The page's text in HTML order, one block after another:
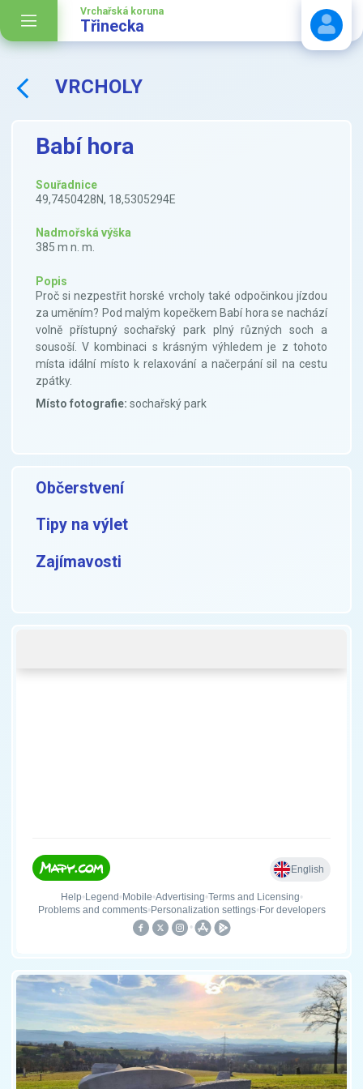
Vrchařská koruna
Třinecka
VRCHOLY
Babí hora
Souřadnice
49,7450428N, 18,5305294E
Nadmořská výška
385 m n. m.
Popis
Proč si nezpestřit horské vrcholy také odpočinkou jízdou
za uměním? Pod malým kopečkem Babí hora se nachází
volně přístupný sochařský park plný různých soch a
sousoší. V kombinaci s krásným výhledem je z tohoto
místa idální místo k relaxování a načerpání sil na cestu
zpátky.
Místo fotografie: sochařský park
Občerstvení
Tipy na výlet
Zajímavosti